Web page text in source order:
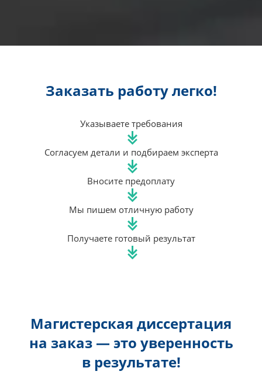
Заказать работу легко!
Указываете требования
Согласуем детали и подбираем эксперта
Вносите предоплату
Мы пишем отличную работу
Получаете готовый результат
Магистерская диссертация
на заказ — это уверенность
в результате!